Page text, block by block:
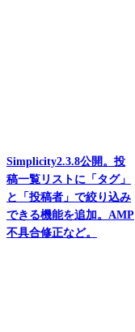
Simplicity2.3.8公開。投
稿一覧リストに「タグ」
と「投稿者」で絞り込み
できる機能を追加。AMP
不具合修正など。